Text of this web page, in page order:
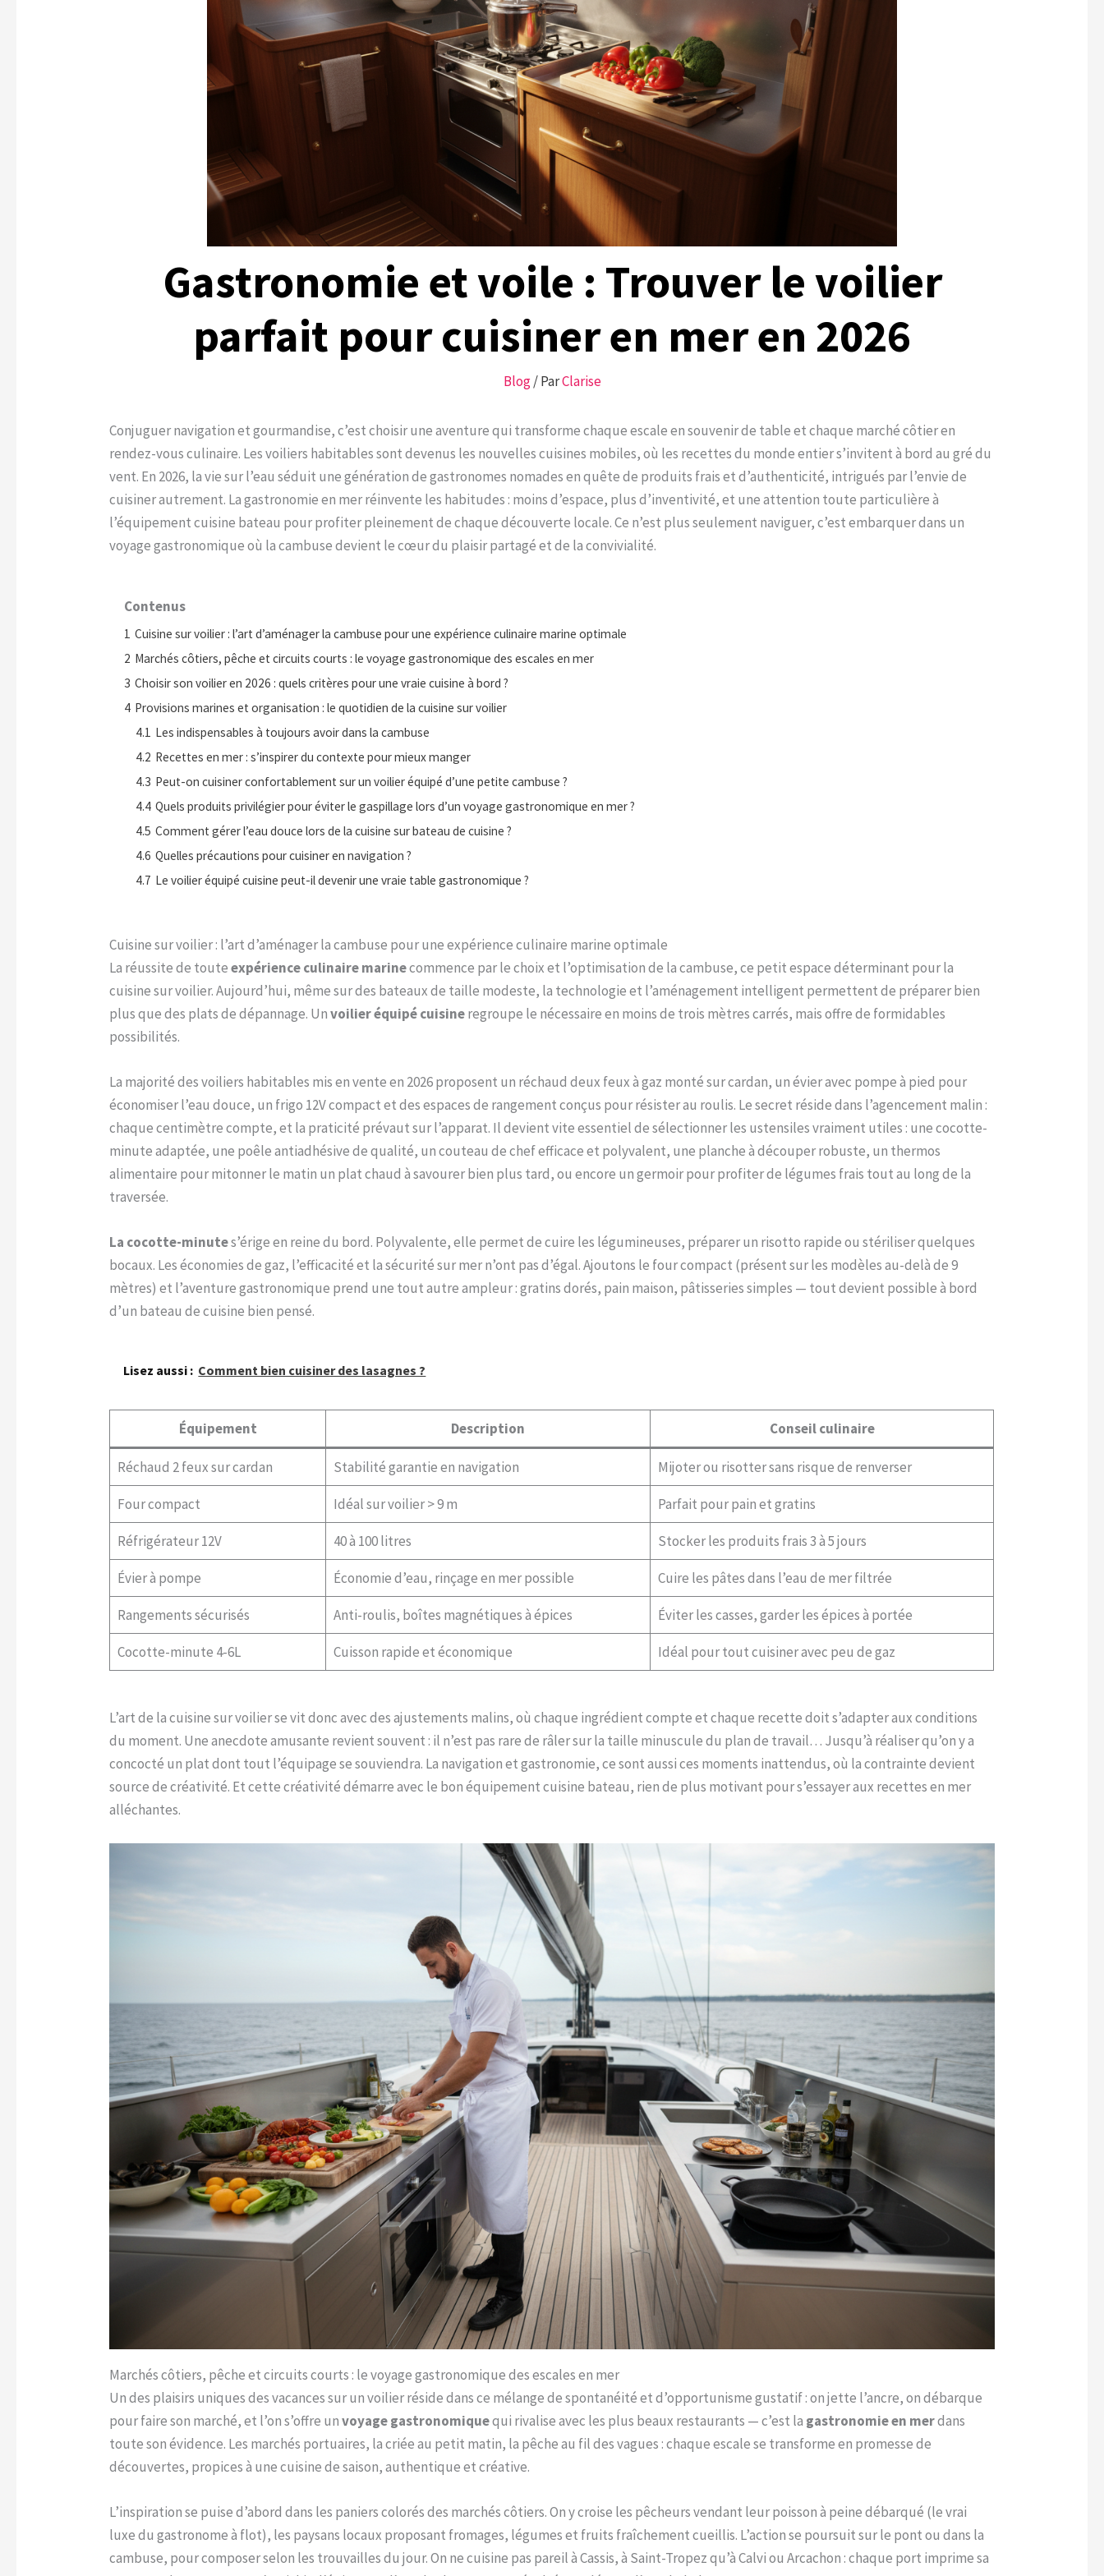
Gastronomie et voile : Trouver le voilier
parfait pour cuisiner en mer en 2026
Blog/ ParClarise
Conjuguer navigation et gourmandise, c’est choisir une aventure qui transforme chaque escale en souvenir de table et chaque marché côtier en
rendez-vous culinaire. Les voiliers habitables sont devenus les nouvelles cuisines mobiles, où les recettes du monde entier s’invitent à bord au gré du
vent. En 2026, la vie sur l’eau séduit une génération de gastronomes nomades en quête de produits frais et d’authenticité, intrigués par l’envie de
cuisiner autrement. La gastronomie en mer réinvente les habitudes : moins d’espace, plus d’inventivité, et une attention toute particulière à
l’équipement cuisine bateau pour profiter pleinement de chaque découverte locale. Ce n’est plus seulement naviguer, c’est embarquer dans un
voyage gastronomique où la cambuse devient le cœur du plaisir partagé et de la convivialité.
Contenus
1 Cuisine sur voilier : l’art d’aménager la cambuse pour une expérience culinaire marine optimale
2 Marchés côtiers, pêche et circuits courts : le voyage gastronomique des escales en mer
3 Choisir son voilier en 2026 : quels critères pour une vraie cuisine à bord ?
4 Provisions marines et organisation : le quotidien de la cuisine sur voilier
4.1 Les indispensables à toujours avoir dans la cambuse
4.2 Recettes en mer : s’inspirer du contexte pour mieux manger
4.3 Peut-on cuisiner confortablement sur un voilier équipé d’une petite cambuse ?
4.4 Quels produits privilégier pour éviter le gaspillage lors d’un voyage gastronomique en mer ?
4.5 Comment gérer l’eau douce lors de la cuisine sur bateau de cuisine ?
4.6 Quelles précautions pour cuisiner en navigation ?
4.7 Le voilier équipé cuisine peut-il devenir une vraie table gastronomique ?
Cuisine sur voilier : l’art d’aménager la cambuse pour une expérience culinaire marine optimale
La réussite de touteexpérience culinaire marinecommence par le choix et l’optimisation de la cambuse, ce petit espace déterminant pour la
cuisine sur voilier. Aujourd’hui, même sur des bateaux de taille modeste, la technologie et l’aménagement intelligent permettent de préparer bien
plus que des plats de dépannage. Unvoilier équipé cuisineregroupe le nécessaire en moins de trois mètres carrés, mais offre de formidables
possibilités.
La majorité des voiliers habitables mis en vente en 2026 proposent un réchaud deux feux à gaz monté sur cardan, un évier avec pompe à pied pour
économiser l’eau douce, un frigo 12V compact et des espaces de rangement conçus pour résister au roulis. Le secret réside dans l’agencement malin :
chaque centimètre compte, et la praticité prévaut sur l’apparat. Il devient vite essentiel de sélectionner les ustensiles vraiment utiles : une cocotte-
minute adaptée, une poêle antiadhésive de qualité, un couteau de chef efficace et polyvalent, une planche à découper robuste, un thermos
alimentaire pour mitonner le matin un plat chaud à savourer bien plus tard, ou encore un germoir pour profiter de légumes frais tout au long de la
traversée.
La cocotte-minutes’érige en reine du bord. Polyvalente, elle permet de cuire les légumineuses, préparer un risotto rapide ou stériliser quelques
bocaux. Les économies de gaz, l’efficacité et la sécurité sur mer n’ont pas d’égal. Ajoutons le four compact (présent sur les modèles au-delà de 9
mètres) et l’aventure gastronomique prend une tout autre ampleur : gratins dorés, pain maison, pâtisseries simples — tout devient possible à bord
d’un bateau de cuisine bien pensé.
Lisez aussi : Comment bien cuisiner des lasagnes ?
Équipement Description Conseil culinaire
Réchaud 2 feux sur cardan Stabilité garantie en navigation Mijoter ou risotter sans risque de renverser
Four compact Idéal sur voilier > 9 m Parfait pour pain et gratins
Réfrigérateur 12V 40 à 100 litres Stocker les produits frais 3 à 5 jours
Évier à pompe Économie d’eau, rinçage en mer possible Cuire les pâtes dans l’eau de mer filtrée
Rangements sécurisés Anti-roulis, boîtes magnétiques à épices Éviter les casses, garder les épices à portée
Cocotte-minute 4-6L Cuisson rapide et économique Idéal pour tout cuisiner avec peu de gaz
L’art de la cuisine sur voilier se vit donc avec des ajustements malins, où chaque ingrédient compte et chaque recette doit s’adapter aux conditions
du moment. Une anecdote amusante revient souvent : il n’est pas rare de râler sur la taille minuscule du plan de travail… Jusqu’à réaliser qu’on y a
concocté un plat dont tout l’équipage se souviendra. La navigation et gastronomie, ce sont aussi ces moments inattendus, où la contrainte devient
source de créativité. Et cette créativité démarre avec le bon équipement cuisine bateau, rien de plus motivant pour s’essayer aux recettes en mer
alléchantes.
Marchés côtiers, pêche et circuits courts : le voyage gastronomique des escales en mer
Un des plaisirs uniques des vacances sur un voilier réside dans ce mélange de spontanéité et d’opportunisme gustatif : on jette l’ancre, on débarque
pour faire son marché, et l’on s’offre unvoyage gastronomiquequi rivalise avec les plus beaux restaurants — c’est la gastronomie en merdans
toute son évidence. Les marchés portuaires, la criée au petit matin, la pêche au fil des vagues : chaque escale se transforme en promesse de
découvertes, propices à une cuisine de saison, authentique et créative.
L’inspiration se puise d’abord dans les paniers colorés des marchés côtiers. On y croise les pêcheurs vendant leur poisson à peine débarqué (le vrai
luxe du gastronome à flot), les paysans locaux proposant fromages, légumes et fruits fraîchement cueillis. L’action se poursuit sur le pont ou dans la
cambuse, pour composer selon les trouvailles du jour. On ne cuisine pas pareil à Cassis, à Saint-Tropez qu’à Calvi ou Arcachon : chaque port imprime sa